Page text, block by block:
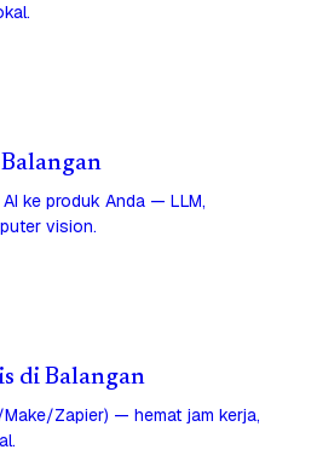
ke produk Anda — LLM,
vision.
di Balangan
Zapier) — hemat jam kerja,